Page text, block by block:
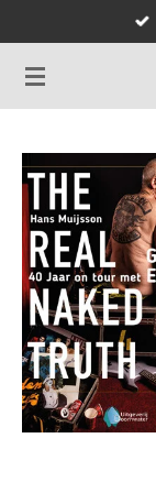
naar
de